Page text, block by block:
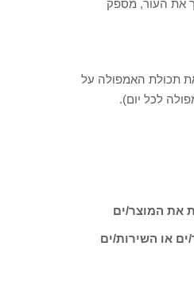
את העור, מספק
תכולת האמפולה על
את המוצר/ים
או השירות/ים